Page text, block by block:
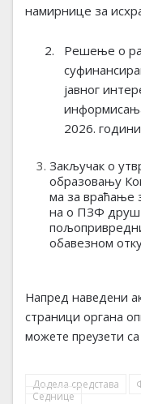
намирнице за
2. Решење о
јавног
2026.
Закључак о
обра­зо­ва­њу
ма за вра­ћа­ње
на о ПЗФ
оба­ве­зном
Напред наведени
страници органа
можете преузети
Додела средстава
Седнице